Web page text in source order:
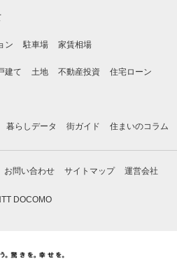
ン 駐車場 家賃相場
建て 土地 不動産投資 住宅ローン
暮らしデータ 街ガイド 住まいのコラム
お問い合わせ サイトマップ 運営会社
DOCOMO